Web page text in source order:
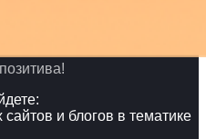
и блогов в тематике